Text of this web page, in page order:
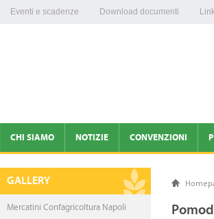
Eventi e scadenze Download documenti
CHI SIAMO
PRESENTAZIONE
ORGANI DIRIGENTI
NOTIZIE
NEWS
PROVVEDIMENTI CORONAVIRUS
CONVENZIONI
GALLERY
Mercatini Confagricoltura Napoli